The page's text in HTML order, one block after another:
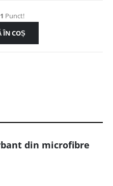
1 Punct!
ÎN COȘ
din microfibre